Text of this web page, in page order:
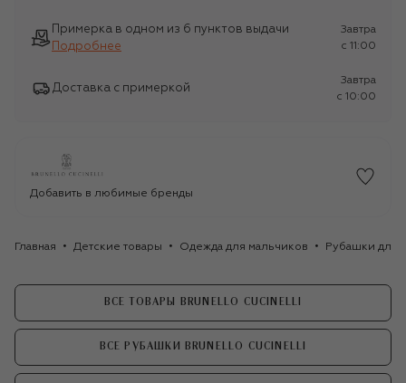
Примерка в одном из 6 пунктов выдачи
Подробнее
Завтра
c 11:00
Доставка с примеркой
Завтра
c 10:00
Добавить в любимые бренды
Главная Детские товары Одежда для мальчиков Рубашки для
ВСЕ ТОВАРЫ BRUNELLO CUCINELLI
ВСЕ РУБАШКИ BRUNELLO CUCINELLI